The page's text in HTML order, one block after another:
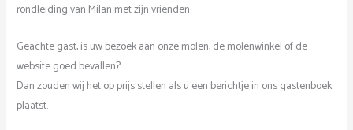
rondleiding van Milan met zijn vrienden.
Geachte gast, is uw bezoek aan onze molen, de molenwinkel of de
website goed bevallen?
Dan zouden wij het op prijs stellen als u een berichtje in ons gastenboek
plaatst.